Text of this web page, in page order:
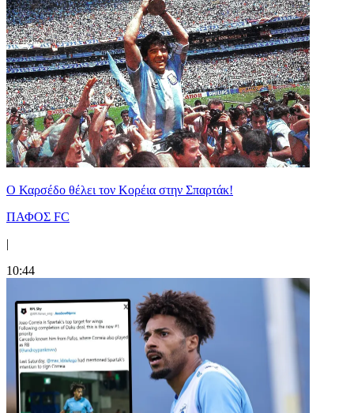
Ο Καρσέδο θέλει τον Κορέια στην Σπαρτάκ!
ΠΑΦΟΣ FC
|
10:44